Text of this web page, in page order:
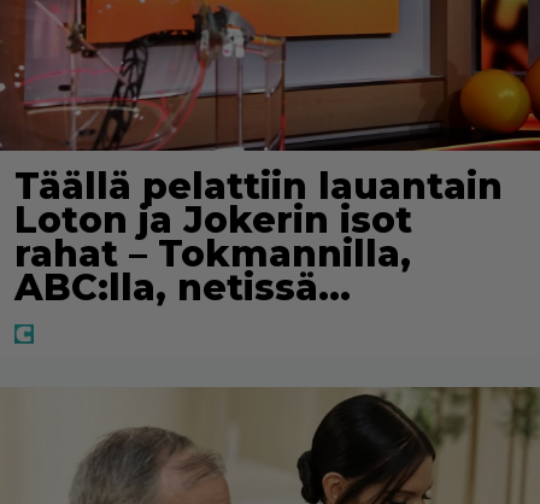
Täällä pelattiin lauantain
Loton ja Jokerin isot
rahat – Tokmannilla,
ABC:lla, netissä…